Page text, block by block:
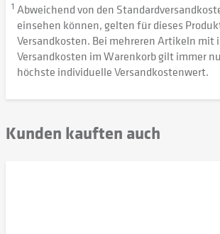
1 Abweichend von den
einsehen können, gelten für dieses
Versandkosten. Bei mehreren Artikeln mit
Versandkosten im Warenkorb gilt immer
höchste individuelle Versandkostenwert.
Kunden kauften auch